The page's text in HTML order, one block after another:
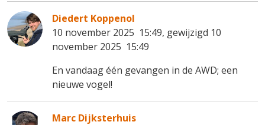
Diedert Koppenol
10 november 2025 15:49, gewijzigd 10
november 2025 15:49
En vandaag één gevangen in de AWD; een
nieuwe vogel!
Marc Dijksterhuis